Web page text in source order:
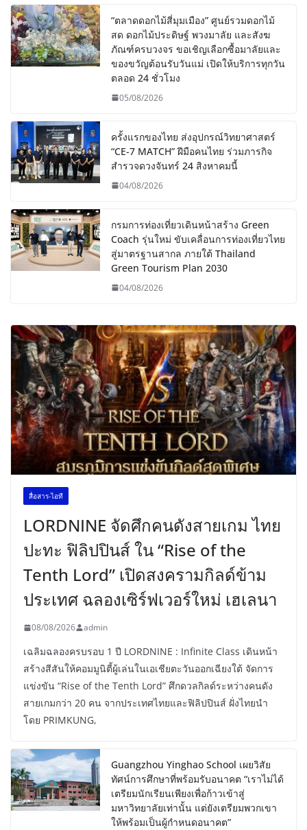
“ตลาดดอกไม้สี่มุมเมือง” ศูนย์รวมดอกไม้
สด ดอกไม้ประดิษฐ์ พวงมาลัย และสังฆ
ภัณฑ์ครบวงจร ขอเชิญเลือกซื้อมาลัยและ
ของขวัญต้อนรับวันแม่ เปิดให้บริการทุกวัน
ตลอด 24 ชั่วโมง
05/08/2026
ครั้งแรกของไทย ส่งอุปกรณ์วิทยาศาสตร์
“CE-7 MATCH” ฝีมือคนไทย ร่วมภารกิจ
สำรวจดวงจันทร์ 24 สิงหาคมนี้
04/08/2026
กรมการท่องเที่ยวเดินหน้าสร้าง Green
Coach รุ่นใหม่ ขับเคลื่อนการท่องเที่ยวไทย
สู่มาตรฐานสากล ภายใต้ Thailand
Green Tourism Plan 2030
04/08/2026
สื่อสาร-ไอที
LORDNINE จัดศึกคนดังสายเกม ไทย
ปะทะ ฟิลิปปินส์ ใน “Rise of the
Tenth Lord” เปิดสงครามกิลด์ข้าม
ประเทศ ฉลองเซิร์ฟเวอร์ใหม่ เฮเลนา
08/08/2026 admin
เฉลิมฉลองครบรอบ 1 ปี LORDNINE : Infinite Class เดินหน้า
สร้างสีสันให้คอมมูนิตี้ผู้เล่นในเอเชียตะวันออกเฉียงใต้ จัดการ
แข่งขัน “Rise of the Tenth Lord” ศึกดวลกิลด์ระหว่างคนดัง
สายเกมกว่า 20 คน จากประเทศไทยและฟิลิปปินส์ ฝั่งไทยนำ
โดย PRIMKUNG,
Guangzhou Yinghao School เผยวิสัย
ทัศน์การศึกษาที่พร้อมรับอนาคต “เราไม่ได้
เตรียมนักเรียนเพียงเพื่อก้าวเข้าสู่
มหาวิทยาลัยเท่านั้น แต่ยังเตรียมพวกเขา
ให้พร้อมเป็นผู้กำหนดอนาคต”